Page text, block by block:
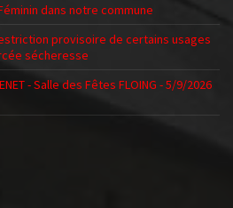
dans notre commune
Restriction provisoire de certains usages
sécheresse
- Salle des Fêtes FLOING - 5/9/2026